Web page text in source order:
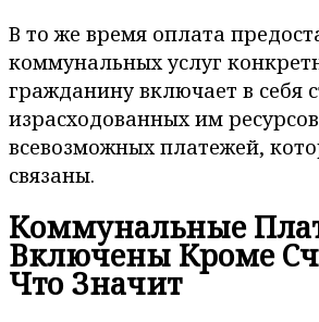
В то же время оплата
коммунальных услуг
гражданину включает в себя
израсходованных им
всевозможных платежей,
связаны.
Коммунальные
Включены Кроме
Что Значит